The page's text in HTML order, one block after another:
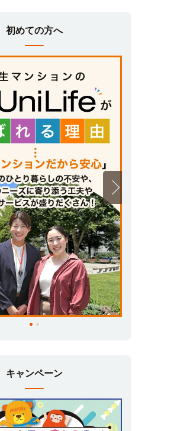
初めての方へ
キャンペーン